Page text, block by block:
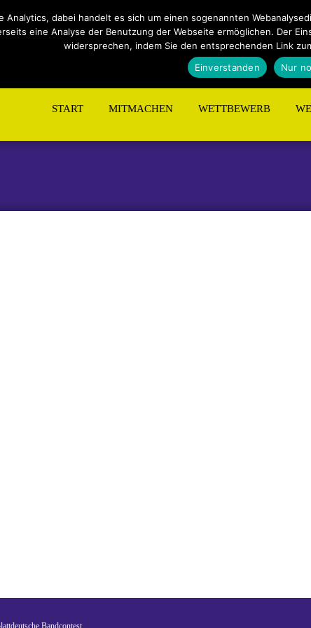
START MITMACHEN WETTBEWERB
Bandcontest
Analytics, dabei handelt es sich um einen sogenannten
eine Analyse der Benutzung der Webseite ermöglichen. Der
widersprechen, indem Sie den entsprechenden Link
Einverstanden
Nur